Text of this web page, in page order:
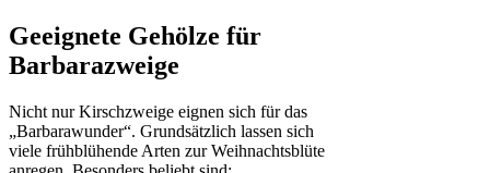
Geeignete Gehölze für
Barbarazweige
Nicht nur Kirschzweige eignen sich für das
„Barbarawunder“. Grundsätzlich lassen sich
viele frühblühende Arten zur Weihnachtsblüte